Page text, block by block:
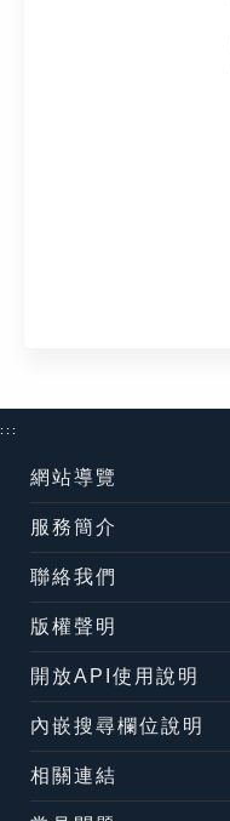
:::
網站導覽
服務簡介
聯絡我們
版權聲明
開放API使用說明
內嵌搜尋欄位說明
相關連結